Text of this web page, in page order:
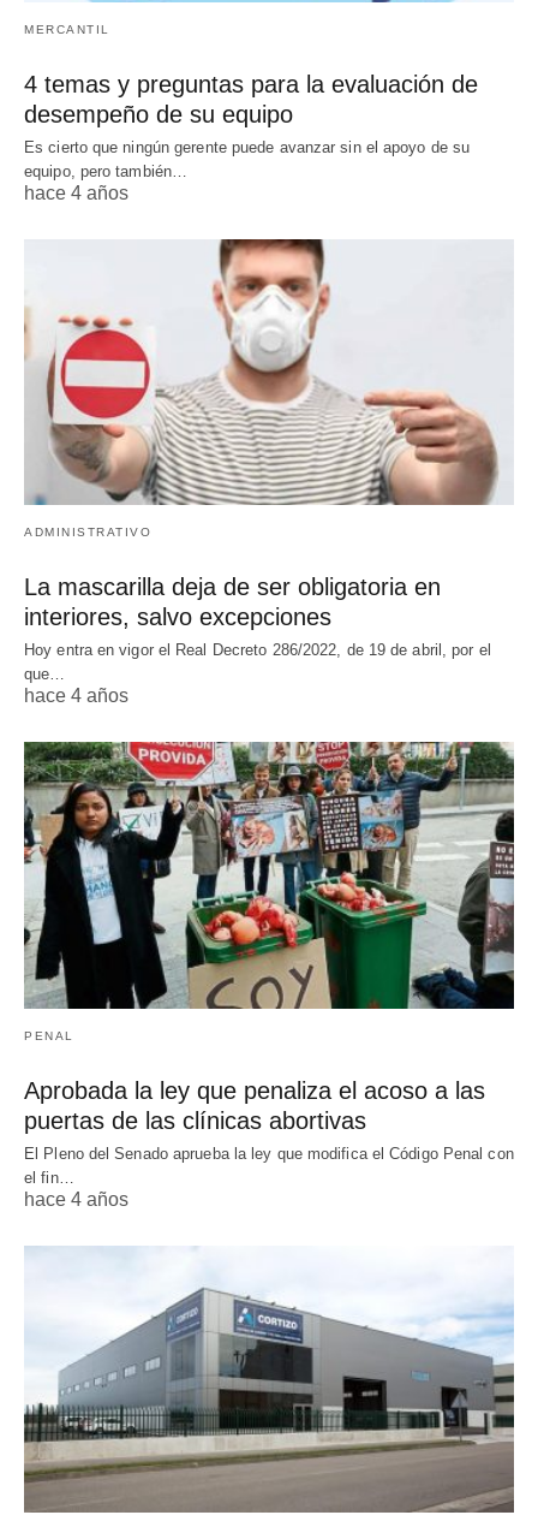
MERCANTIL
4 temas y preguntas para la evaluación de
desempeño de su equipo
Es cierto que ningún gerente puede avanzar sin el apoyo de su
equipo, pero también…
hace 4 años
ADMINISTRATIVO
La mascarilla deja de ser obligatoria en
interiores, salvo excepciones
Hoy entra en vigor el Real Decreto 286/2022, de 19 de abril, por el
que…
hace 4 años
PENAL
Aprobada la ley que penaliza el acoso a las
puertas de las clínicas abortivas
El Pleno del Senado aprueba la ley que modifica el Código Penal con
el fin…
hace 4 años